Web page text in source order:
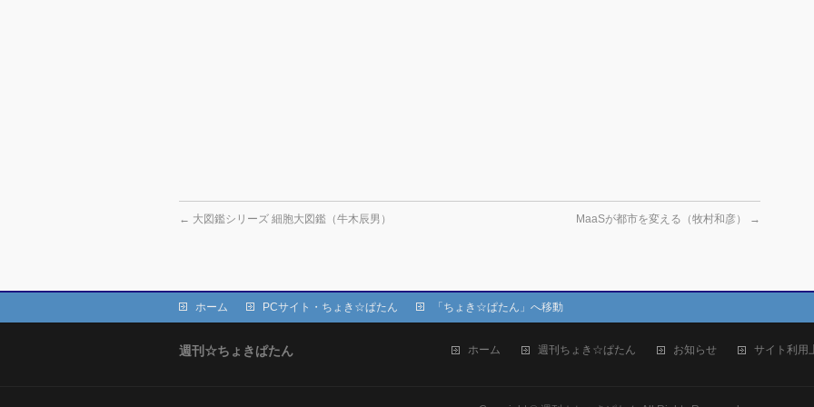
← 大図鑑シリーズ 細胞大図鑑（牛木辰男） MaaSが都市を変える（牧村和彦） →
ホーム PCサイト・ちょき☆ぱたん 「ちょき☆ぱたん」へ移動
週刊☆ちょきぱたん ホーム 週刊ちょき☆ぱたん お知らせ サイト利用